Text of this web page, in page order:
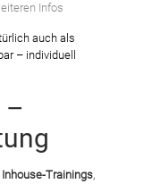
Infos
auch als
– individuell
–
Inhouse-Trainings,